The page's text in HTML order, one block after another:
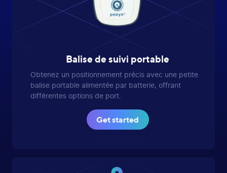
Balise de suivi portable
Obtenez un positionnement précis avec une petite
balise portable alimentée par batterie, offrant
différentes options de port.
Get started